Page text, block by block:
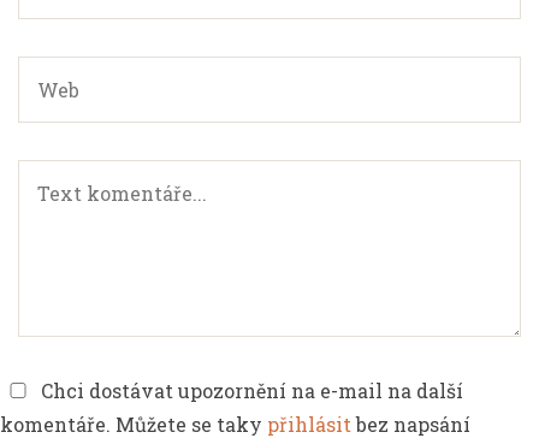
Chci dostávat upozornění na e-mail na další
komentáře. Můžete se taky přihlásitbez napsání